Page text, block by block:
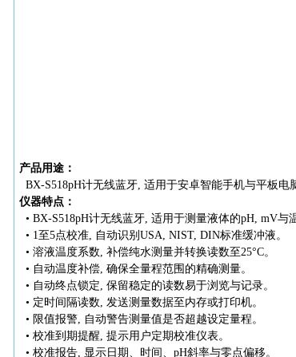
产品用途：
BX-S518pH计无线蓝牙, 适用于安卓智能手机与平板电
仪器特点：
• BX-S518pH计无线蓝牙, 适用于测量液体的pH, mV与
• 1至5点校准, 自动识别USA, NIST, DIN标准缓冲液。
• 溶液温度系数, 补偿纯水测量并转换读数至25°C。
• 自动温度补偿, 确保全量程范围的精确测量。
• 自动终点锁定, 保留稳定的读数易于浏览与记录。
• 定时间隔读数, 发送测量数据至内存或打印机。
• 限值报警, 自动警告测量值是否超越设定量程。
• 校准到期提醒, 提示用户定期校准仪表。
• 校准报告, 显示日期、时间、pH斜率与零点偏移。